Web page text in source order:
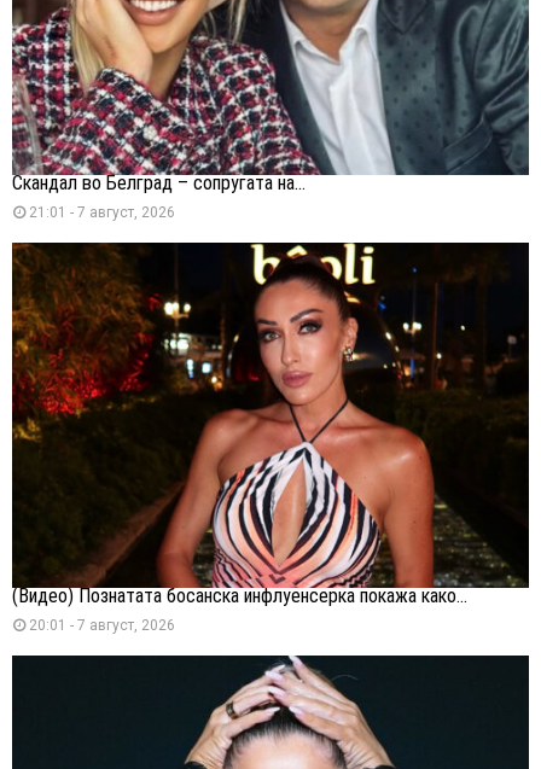
Скандал во Белград – сопругата на...
21:01 - 7 август, 2026
(Видео) Познатата босанска инфлуенсерка покажа како...
20:01 - 7 август, 2026